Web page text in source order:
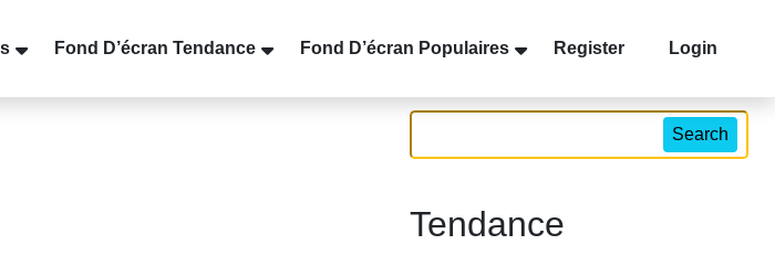
Fond D’écran Tendance Fond D’écran Populaires Register Login
Search
Tendance